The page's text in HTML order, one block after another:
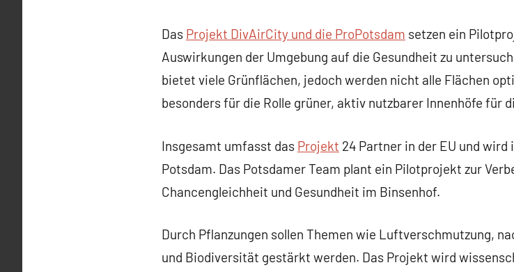
Das Projekt DivAirCity und die ProPotsdam setzen ein
Auswirkungen der Umgebung auf die Gesundheit zu
bietet viele Grünflächen, jedoch werden nicht alle Flächen
besonders für die Rolle grüner, aktiv nutzbarer Innenhöfe für
Insgesamt umfasst das Projekt 24 Partner in der EU und
Potsdam. Das Potsdamer Team plant ein Pilotprojekt zur
Chancengleichheit und Gesundheit im Binsenhof.
Durch Pflanzungen sollen Themen wie Luftverschmutzung,
und Biodiversität gestärkt werden. Das Projekt wird